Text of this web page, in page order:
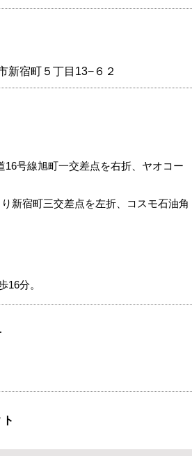
新宿町５丁目13−６２
16号線旭町一交差点を右折、ヤオコー
新宿町三交差点を左折、コスモ石油角
16分。